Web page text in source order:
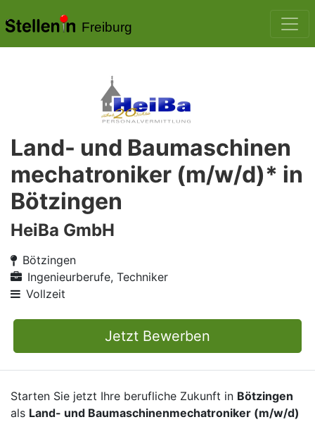
Freiburg
Land- und Baumaschinen
mechatroniker (m/w/d)* in
Bötzingen
HeiBa GmbH
Bötzingen
Ingenieurberufe, Techniker
Vollzeit
Jetzt Bewerben
Starten Sie jetzt Ihre berufliche Zukunft in Bötzingen
als Land- und Baumaschinenmechatroniker (m/w/d)